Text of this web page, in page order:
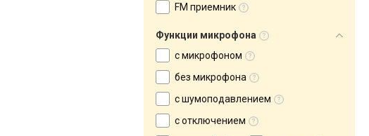
FM приемник
Функции микрофона
с микрофоном
без микрофона
с шумоподавлением
с отключением